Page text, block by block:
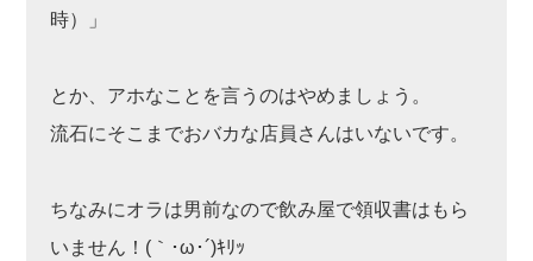
時）」
とか、アホなことを言うのはやめましょう。
流石にそこまでおバカな店員さんはいないです。
ちなみにオラは男前なので飲み屋で領収書はもら
いません！(｀･ω･´)ｷﾘｯ